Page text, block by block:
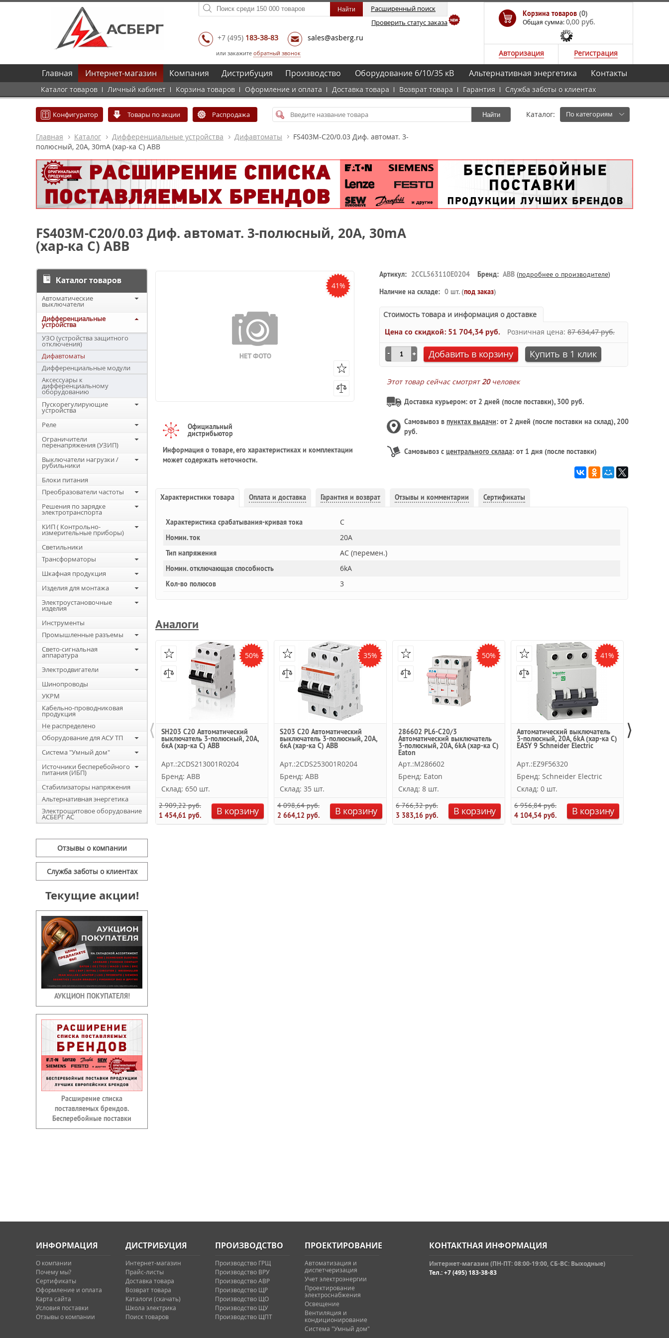
Расширенный поиск
Проверить статус заказа
+7 (495) 183-38-83 sales@asberg.ru
или закажите обратный звонок
Корзина товаров (0)
Общая сумма:0,00 руб.
Авторизация Регистрация
Главная Интернет-магазин
Каталог товаров Личный кабинет Корзина товаров Оформление и оплата Доставка товара Возврат товара Гарантия Служба заботы о клиентах
Компания Дистрибуция Производство Оборудование 6/10/35 кВ Альтернативная энергетика Контакты
Конфигуратор Товары по акции Распродажа Найти Каталог: По категориям
Главная Каталог Дифференциальные устройства Дифавтоматы
FS403M-C20/0.03 Диф. автомат. 3-
полюсный, 20A, 30mA (хар-ка С) ABB
FS403M-C20/0.03 Диф. автомат. 3-полюсный, 20A, 30mA
(хар-ка С) ABB
Каталог товаров
Автоматические
выключатели
Дифференциальные
устройства
УЗО (устройства защитного
отключения)
Дифавтоматы
Дифференциальные модули
Аксессуары к
дифференциальному
оборудованию
Пускорегулирующие
устройства
Реле
Ограничители
перенапряжения (УЗИП)
Выключатели нагрузки /
рубильники
Блоки питания
Преобразователи частоты
Решения по зарядке
электротранспорта
КИП ( Контрольно-
измерительные приборы)
Светильники
Трансформаторы
Шкафная продукция
Изделия для монтажа
Электроустановочные
изделия
Инструменты
Промышленные разъемы
Свето-сигнальная
аппаратура
Электродвигатели
Шинопроводы
УКРМ
Кабельно-проводниковая
продукция
Не распределено
Оборудование для АСУ ТП
Система "Умный дом"
Источники бесперебойного
питания (ИБП)
Стабилизаторы напряжения
Альтернативная энергетика
Электрощитовое оборудование
АСБЕРГ АС
Отзывы о компании
Служба заботы о клиентах
Текущие акции!
АУКЦИОН ПОКУПАТЕЛЯ!
Расширение списка
поставляемых брендов.
Бесперебойные поставки
41%
Официальный
дистрибьютор
Информация о товаре, его характеристиках и комплектации
может содержать неточности.
Артикул: 2CCL563110E0204 Бренд: ABB (подробнее о производителе)
Наличие на складе: 0 шт. (под заказ)
Стоимость товара и информация о доставке
Цена со скидкой: 51 704,34 руб. Розничная цена: 87 634,47 руб.
Добавить в корзину Купить в 1 клик
Этот товар сейчас смотрят20человек
Доставка курьером: от 2 дней (после поставки), 300 руб.
Самовывоз в пунктах выдачи: от 2 дней (после поставки на склад), 200
руб.
Самовывоз с центрального склада: от 1 дня (после поставки)
Характеристики товара Оплата и доставка Гарантия и возврат Отзывы и комментарии Сертификаты
Характеристика срабатывания-кривая тока C
Номин. ток 20A
Тип напряжения AC (перемен.)
Номин. отключающая способность 6kA
Кол-во полюсов 3
Аналоги
50%
SH203 C20 Автоматический
выключатель 3-полюсный, 20А,
6кА (хар-ка C) ABB
Арт.:2CDS213001R0204
Бренд: ABB
Склад: 650 шт.
2 909,22 руб.
1 454,61 руб.
В корзину
35%
S203 C20 Автоматический
выключатель 3-полюсный, 20А,
6кА (хар-ка C) ABB
Арт.:2CDS253001R0204
Бренд: ABB
Склад: 35 шт.
4 098,64 руб.
2 664,12 руб.
В корзину
50%
286602 PL6-C20/3
Автоматический выключатель
3-полюсный, 20А, 6kA (хар-ка C)
Eaton
Арт.:M286602
Бренд: Eaton
Склад: 8 шт.
6 766,32 руб.
3 383,16 руб.
В корзину
41%
Автоматический выключатель
3-полюсный, 20А, 6kА (хар-ка C)
EASY 9 Schneider Electric
Арт.:EZ9F56320
Бренд: Schneider Electric
Склад: 0 шт.
6 956,84 руб.
4 104,54 руб.
В корзину
⟨ ⟩
ИНФОРМАЦИЯ
О компании
Почему мы?
Сертификаты
Оформление и оплата
Карта сайта
Условия поставки
Отзывы о компании
ДИСТРИБУЦИЯ
Интернет-магазин
Прайс-листы
Доставка товара
Возврат товара
Каталоги (скачать)
Школа электрика
Поиск товаров
ПРОИЗВОДСТВО
Производство ГРЩ
Производство ВРУ
Производство АВР
Производство ЩР
Производство ЩО
Производство ЩУ
Производство ЩПТ
ПРОЕКТИРОВАНИЕ
Автоматизация и
диспетчеризация
Учет электроэнергии
Проектирование
электроснабжения
Освещение
Вентиляция и
кондиционирование
Система "Умный дом"
КОНТАКТНАЯ ИНФОРМАЦИЯ
Интернет-магазин (ПН-ПТ: 08:00-19:00, СБ-ВС: Выходные)
Тел.: +7 (495) 183-38-83